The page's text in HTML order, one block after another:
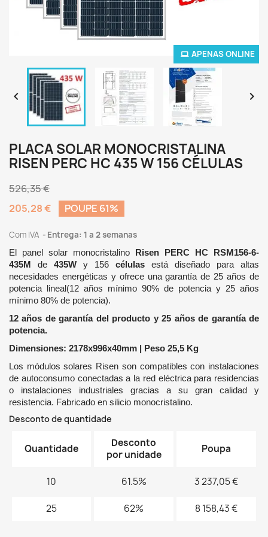
APENAS ONLINE
 
PLACA SOLAR MONOCRISTALINA
RISEN PERC HC 435 W 156 CÉLULAS
526,35 €
205,28 €
POUPE 61%
Com IVA Entrega: 1 a 2 semanas
El panel solar monocristalino Risen PERC HC RSM156-6-
435M de 435W y 156 células está diseñado para altas
necesidades energéticas y ofrece una garantía de 25 años de
potencia lineal(12 años mínimo 90% de potencia y 25 años
mínimo 80% de potencia).
12 años de garantía del producto y 25 años de garantía de
potencia.
Dimensiones: 2178x996x40mm | Peso 25,5 Kg
Los módulos solares Risen son compatibles con instalaciones
de autoconsumo conectadas a la red eléctrica para residencias
o instalaciones industriales gracias a su gran calidad y
resistencia. Fabricado en silicio monocristalino.
Desconto de quantidade
Quantidade
Desconto
por unidade
Poupa
10 61.5% 3 237,05 €
25 62% 8 158,43 €